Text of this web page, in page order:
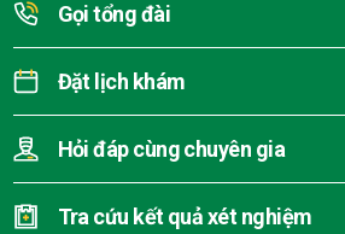
Gọi tổng đài
Đặt lịch khám
Hỏi đáp cùng chuyên gia
Tra cứu kết quả xét nghiệm